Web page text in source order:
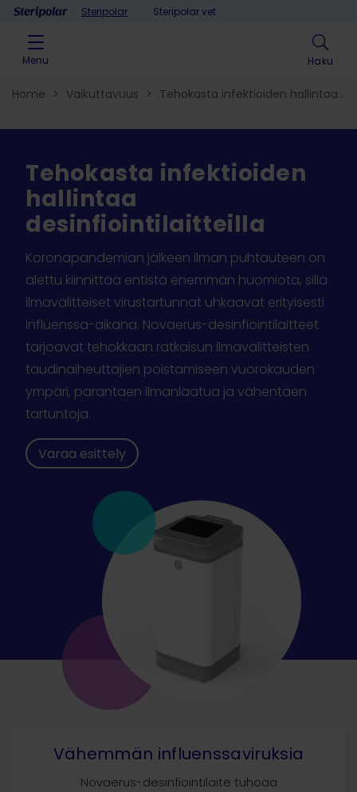
Skip to contentSteripolar Steripolar vet
Menu Haku
Home > Vaikuttavuus > Tehokasta infektioiden hallintaa
Tehokasta infektioiden
hallintaa
desinfiointilaitteilla
Koronapandemian jälkeen ilman puhtauteen on
alettu kiinnittää entistä enemmän huomiota, sillä
ilmavälitteiset virustartunnat uhkaavat erityisesti
influenssa-aikana. Novaerus-desinfiointilaitteet
tarjoavat tehokkaan ratkaisun ilmavälitteisten
taudinaiheuttajien poistamiseen vuorokauden
ympäri, parantaen ilmanlaatua ja vähentäen
tartuntoja.
Varaa esittely
Vähemmän influenssaviruksia
Novaerus-desinfiointilaite tuhoaa